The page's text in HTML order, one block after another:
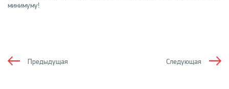
минимуму!
Следующая
Предыдущая